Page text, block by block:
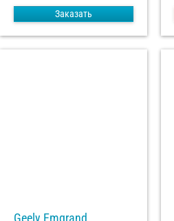
Заказать
Geely Emgrand